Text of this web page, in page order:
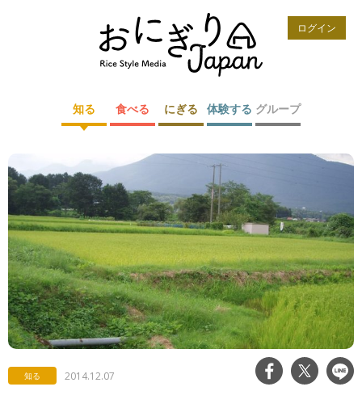
ログイン
知る 食べる にぎる 体験する グループ
知る 2014.12.07